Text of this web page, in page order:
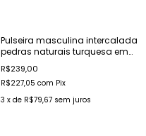
Pulseira masculina intercalada
pedras naturais turquesa em
aço
R$239,00
R$227,05 com Pix
3 x de R$79,67 sem juros